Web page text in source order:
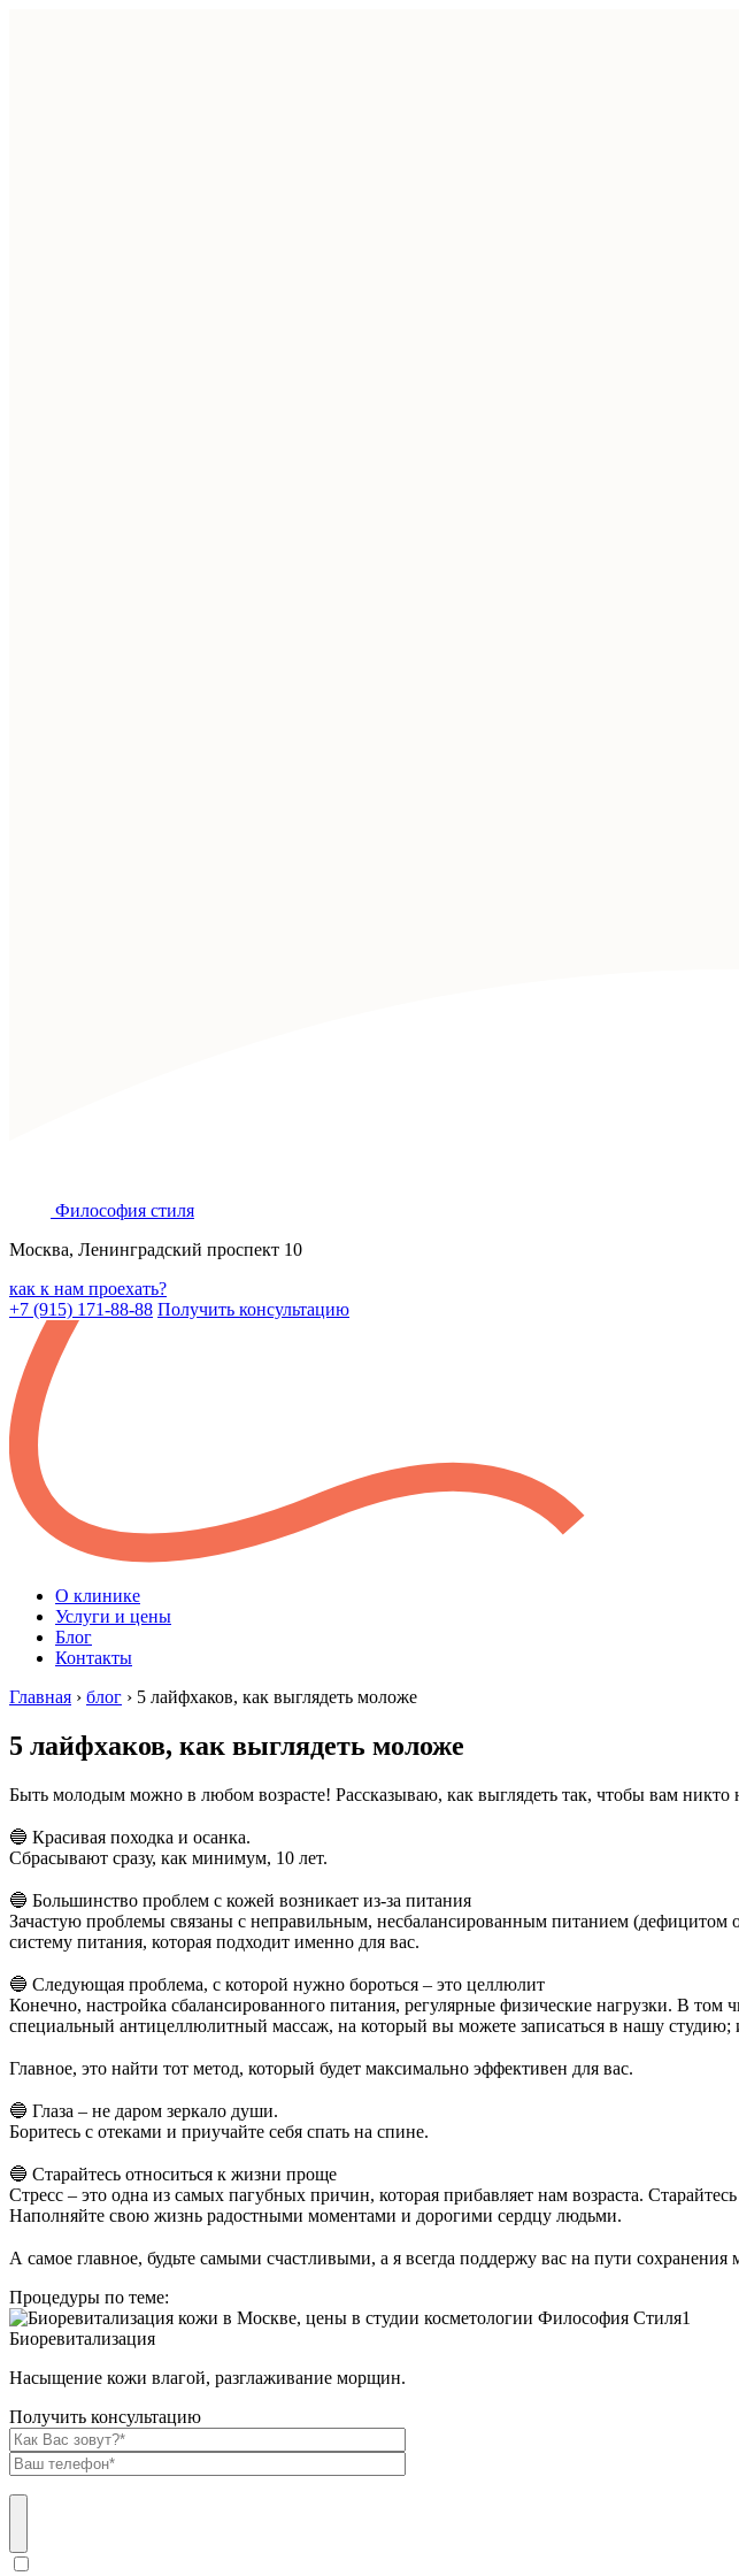
Философия стиля
Москва, Ленинградский проспект 10
как к нам проехать?
+7 (915) 171-88-88 Получить консультацию
О клинике
Услуги и цены
Блог
Контакты
Главная › блог › 5 лайфхаков, как выглядеть моложе
5 лайфхаков, как выглядеть моложе
Быть молодым можно в любом возрасте! Рассказываю, как выглядеть так, чтобы вам никто
🔵 Красивая походка и осанка.
Сбрасывают сразу, как минимум, 10 лет.
🔵 Большинство проблем с кожей возникает из-за питания
Зачастую проблемы связаны с неправильным, несбалансированным питанием
систему питания, которая подходит именно для вас.
🔵 Следующая проблема, с которой нужно бороться – это целлюлит
Конечно, настройка сбалансированного питания, регулярные физические нагрузки. В
специальный антицеллюлитный массаж, на который вы можете записаться в нашу
Главное, это найти тот метод, который будет максимально эффективен для вас.
🔵 Глаза – не даром зеркало души.
Боритесь с отеками и приучайте себя спать на спине.
🔵 Старайтесь относиться к жизни проще
Стресс – это одна из самых пагубных причин, которая прибавляет нам возраста.
Наполняйте свою жизнь радостными моментами и дорогими сердцу людьми.
А самое главное, будьте самыми счастливыми, а я всегда поддержу вас на пути сохранения
Процедуры по теме:
Биоревитализация
Насыщение кожи влагой, разглаживание морщин.
Получить консультацию